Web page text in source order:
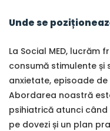
Unde se
La Social MED,
consumă stimulente și
anxietate, episoade
Abordarea noastră
psihiatrică atunci
pe dovezi și un plan